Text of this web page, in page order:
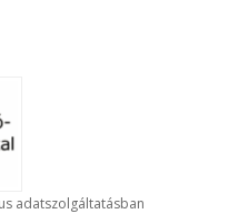
adatszolgáltatásban